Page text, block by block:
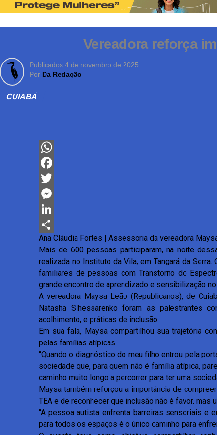
Vereadora reforça
Publicados 4 de novembro de 2025
Por Da Redação
CUIABÁ
WhatsApp
Facebook
Twitter
Messenger
LinkedIn
Share
Ana Cláudia Fortes | Assessoria da vereadora
Mais de 600 pessoas participaram, na noite
realizada no Instituto da Vila, em Tangará da
familiares de pessoas com Transtorno do
grande encontro de aprendizado e sensibilização
A vereadora Maysa Leão (Republicanos), de
Natasha Slhessarenko foram as palestrantes
acolhimento, e práticas de inclusão.
Em sua fala, Maysa compartilhou sua trajetória
pelas famílias atípicas.
“Quando o diagnóstico do meu filho entrou pela
sociedade que, para quem não é família atípica,
caminho muito longo a percorrer para ter uma
Maysa também reforçou a importância de
TEA e de reconhecer que inclusão não é favor, mas
“A pessoa autista enfrenta barreiras sensoriais e
para todos os espaços é o único caminho para